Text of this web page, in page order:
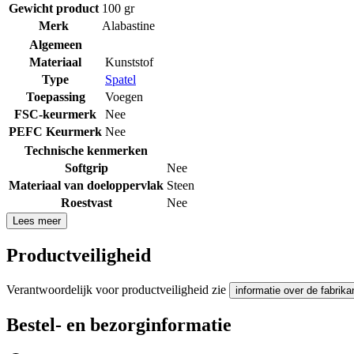
Gewicht product 100 gr
Merk
Alabastine
Algemeen
Materiaal
Kunststof
Type
Spatel
Toepassing
Voegen
FSC-keurmerk
Nee
PEFC Keurmerk Nee
Technische kenmerken
Softgrip
Nee
Materiaal van doeloppervlak Steen
Roestvast
Nee
Lees meer
Productveiligheid
Verantwoordelijk voor productveiligheid zie informatie over de
Bestel- en bezorginformatie